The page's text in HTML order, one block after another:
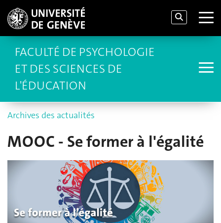
FACULTÉ DE PSYCHOLOGIE
ET DES SCIENCES DE
L'ÉDUCATION
Archives des actualités
MOOC - Se former à l'égalité